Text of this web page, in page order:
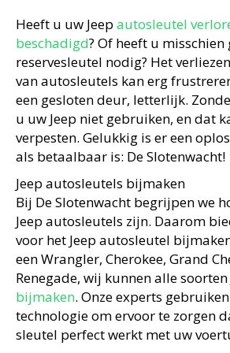
Heeft u uw Jeep autosleutel
beschadigd? Of heeft u misschien
reservesleutel nodig? Het
van autosleutels kan erg
een gesloten deur, letterlijk.
u uw Jeep niet gebruiken, en dat
verpesten. Gelukkig is er een
als betaalbaar is: De Slotenwacht!
Jeep autosleutels bijmaken
Bij De Slotenwacht begrijpen we
Jeep autosleutels zijn. Daarom
voor het Jeep autosleutel
een Wrangler, Cherokee, Grand
Renegade, wij kunnen alle soorten
bijmaken. Onze experts
technologie om ervoor te zorgen
sleutel perfect werkt met uw